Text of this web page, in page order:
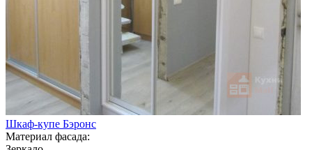
Шкаф-купе Бэронс
Материал фасада: